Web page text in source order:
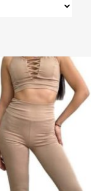
Add to Wishlist